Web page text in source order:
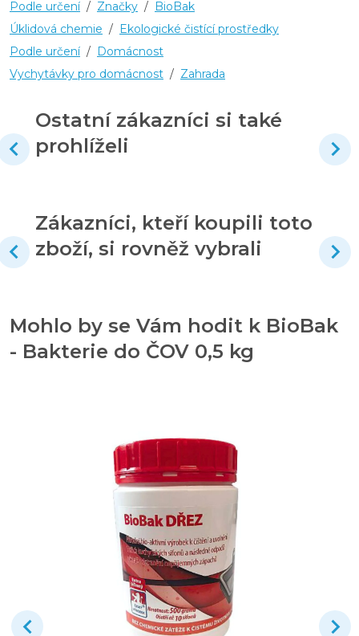
Podle určení / Značky / BioBak
Úklidová chemie / Ekologické čistící prostředky
Podle určení / Domácnost
Vychytávky pro domácnost / Zahrada
Ostatní zákazníci si také
prohlíželi
Zákazníci, kteří koupili toto
zboží, si rovněž vybrali
Mohlo by se Vám hodit k BioBak
- Bakterie do ČOV 0,5 kg